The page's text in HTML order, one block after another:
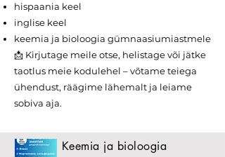
hispaania keel
inglise keel
keemia ja bioloogia gümnaasiumiastmele
📩 Kirjutage meile otse, helistage või jätke
taotlus meie kodulehel – võtame teiega
ühendust, räägime lähemalt ja leiame
sobiva aja.
Keemia ja bioloogia